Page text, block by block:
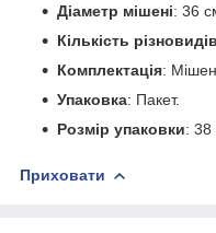
Діаметр мішені: 36
Кількість різновидів
Комплектація:
Упаковка: Пакет.
Розмір упаковки: 38
Приховати